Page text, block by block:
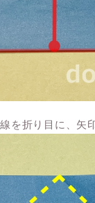
を折り目に、矢